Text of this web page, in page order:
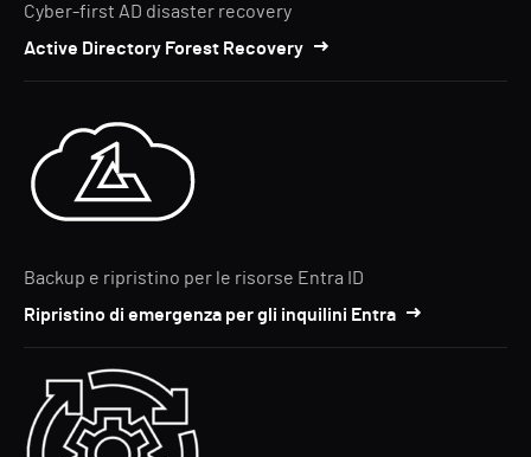
Cyber-first AD disaster recovery
Active Directory Forest Recovery
Backup e ripristino per le risorse Entra ID
Ripristino di emergenza per gli inquilini Entra